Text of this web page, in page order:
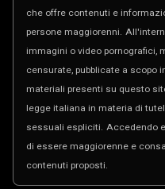
che offre contenuti e
persone maggiorenni.
immagini o video pornografici,
censurate, pubblicate a scopo
materiali presenti su questo
legge italiana in materia di
sessuali espliciti. Accedendo
di essere maggiorenne e
contenuti proposti.